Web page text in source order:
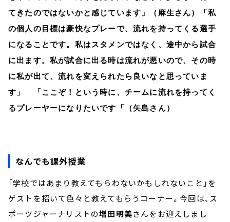
てきたのではないかと感じています」（麻生さん）「私
の個人の目標は豪快なプレーで、流れを持ってくる選手
になることです。私はスタメンではなく、途中から試合
に出ます。私が試合に出る時は流れが悪いので、その時
に私が出て、流れを変えられたら良いなと思っていま
す」 「ここぞ！という時に、チームに流れを持ってく
るプレーヤーになりたいです「（矢島さん）
なんでも課外授業
「学校ではあまり教えてもらわないかもしれないこと」を
ゲストを招いて色々と教えてもらうコーナー。今回は、ス
ポーツジャーナリストの増田明美さんをお迎えしまし